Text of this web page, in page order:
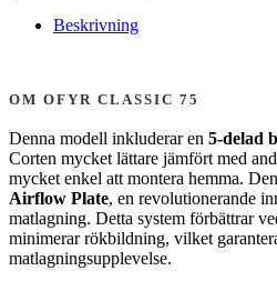
Beskrivning
OM OFYR CLASSIC 75
Denna modell inkluderar en 5-delad
Corten mycket lättare jämfört med
mycket enkel att montera hemma.
Airflow Plate, en revolutionerande
matlagning. Detta system förbättrar
minimerar rökbildning, vilket
matlagningsupplevelse.